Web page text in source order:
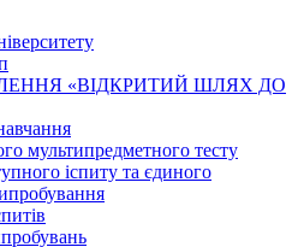
«ВІДКРИТИЙ ШЛЯХ ДО
мультипредметного тесту
іспиту та єдиного